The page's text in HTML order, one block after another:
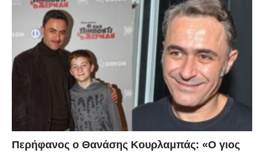
Περήφανος ο Θανάσης Κουρλαμπάς: «Ο γιος